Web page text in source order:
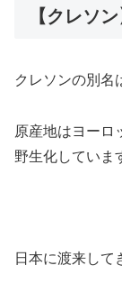
【クレソ
クレソンの別名
原産地はヨーロ
野生化していま
日本に渡来して